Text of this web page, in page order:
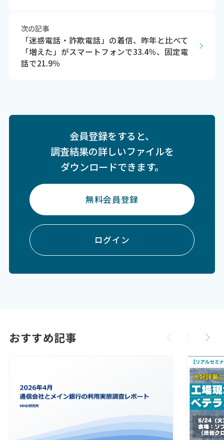
次の記事
「迷惑電話・詐欺電話」の着信、昨年と比べて
「増えた」がスマートフォンで33.4％、固定電
話で21.9％
会員登録をすると、
調査結果の詳しいファイルを
ダウンロードできます。
無料会員登録
ログイン
おすすめ記事